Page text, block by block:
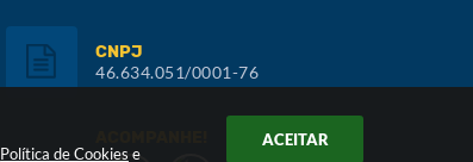
Política de Cookies e
ACEITAR
CNPJ
46.634.051/0001-76